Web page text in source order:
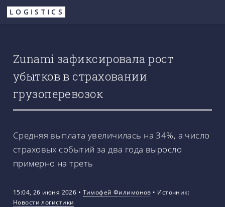
Перейти
LOGISTICS
Zunami зафиксировала рост
убытков в страховании
грузоперевозок
Средняя выплата увеличилась на 34%, а число
страховых событий за два года выросло
примерно на треть
15:04, 26 июня 2026 • Тимофей Филимонов • Источник:
Новости логистики